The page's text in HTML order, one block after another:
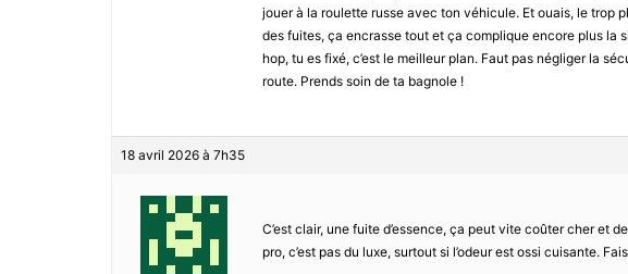
jouer à la roulette russe avec ton véhicule. Et ouais, le trop
des fuites, ça encrasse tout et ça complique encore plus la
hop, tu es fixé, c’est le meilleur plan. Faut pas négliger la
route. Prends soin de ta bagnole !
18 avril 2026 à 7h35
C’est clair, une fuite d’essence, ça peut vite coûter cher et
pro, c’est pas du luxe, surtout si l’odeur est ossi cuisante.